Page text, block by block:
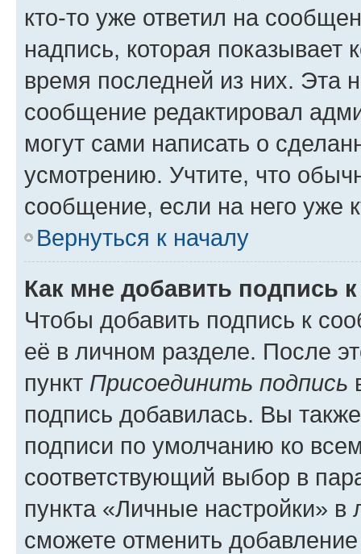
кто-то уже ответил на
надпись, которая показывает
время последней из них. Эта
сообщение редактировал
могут сами написать о
усмотрению. Учтите, что
сообщение, если на него уже
Вернуться к началу
Как мне добавить подпись
Чтобы добавить подпись к
её в личном разделе. После
пункт Присоединить подпись
подпись добавилась. Вы
подписи по умолчанию ко
соответствующий выбор в
пункта «Личные настройки»
сможете отменить